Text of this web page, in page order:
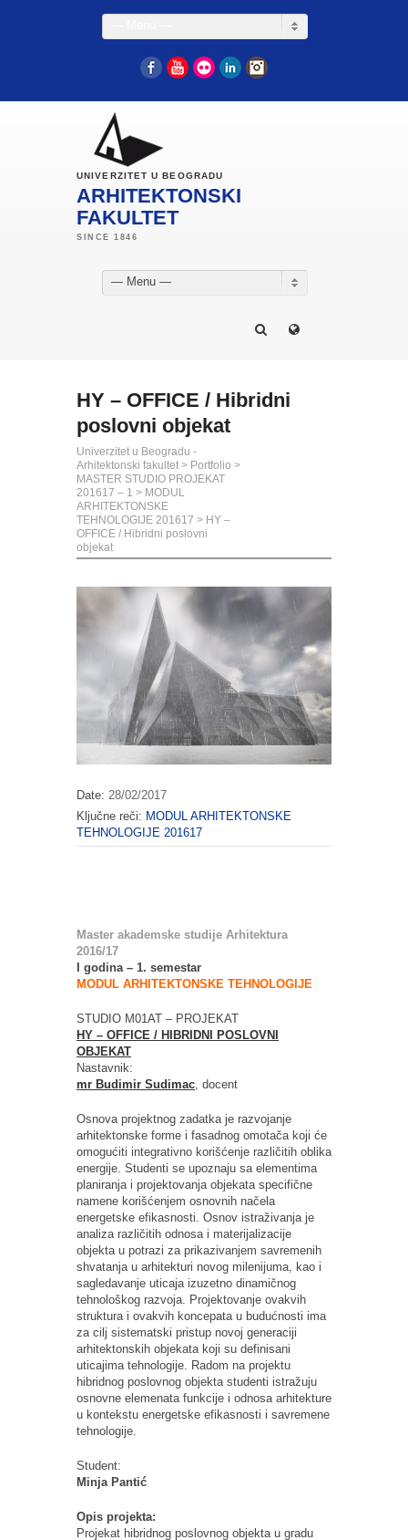
FacebookYouTube
Flickr LinkedIn
UNIVERZITET U BEOGRADU
ARHITEKTONSKI
FAKULTET
— Menu —
HY – OFFICE / Hibridni
poslovni objekat
Univerzitet u Beogradu -
Arhitektonski fakultet > Portfolio >
MASTER STUDIO PROJEKAT
201617 – 1 > MODUL
ARHITEKTONSKE
TEHNOLOGIJE 201617 > HY –
OFFICE / Hibridni poslovni
objekat
Date: 28/02/2017
Ključne reči: MODUL ARHITEKTONSKE
TEHNOLOGIJE 201617
Master akademske studije Arhitektura
2016/17
I godina – 1. semestar
MODUL ARHITEKTONSKE TEHNOLOGIJE
STUDIO M01AT – PROJEKAT
HY – OFFICE / HIBRIDNI POSLOVNI
OBJEKAT
Nastavnik:
mr Budimir Sudimac, docent
Osnova projektnog zadatka je razvojanje
arhitektonske forme i fasadnog omotača koji će
omogućiti integrativno korišćenje različitih oblika
energije. Studenti se upoznaju sa elementima
planiranja i projektovanja objekata specifične
namene korišćenjem osnovnih načela
energetske efikasnosti. Osnov istraživanja je
analiza različitih odnosa i materijalizacije
objekta u potrazi za prikazivanjem savremenih
shvatanja u arhitekturi novog milenijuma, kao i
sagledavanje uticaja izuzetno dinamičnog
tehnološkog razvoja. Projektovanje ovakvih
struktura i ovakvih koncepata u budućnosti ima
za cilj sistematski pristup novoj generaciji
arhitektonskih objekata koji su definisani
uticajima tehnologije. Radom na projektu
hibridnog poslovnog objekta studenti istražuju
osnovne elemenata funkcije i odnosa arhitekture
u kontekstu energetske efikasnosti i savremene
tehnologije.
Student:
Minja Pantić
Opis projekta:
Projekat hibridnog poslovnog objekta u gradu